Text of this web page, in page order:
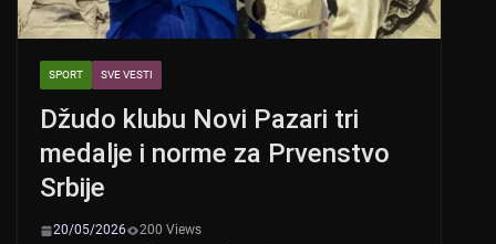
SPORT SVE VESTI
Džudo klubu Novi Pazari tri
medalje i norme za Prvenstvo
Srbije
20/05/2026
200 Views